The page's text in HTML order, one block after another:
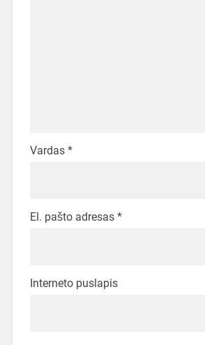
Vardas *
El. pašto adresas *
Interneto puslapis